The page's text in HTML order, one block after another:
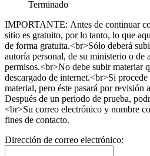
Terminado
IMPORTANTE: Antes de continuar
sitio es gratuito, por lo tanto, lo que
de forma gratuita.<br>Sólo deberá
autoría personal, de su ministerio o de
permisos.<br>No debe subir materiar
descargado de internet.<br>Si
material, pero éste pasará por revisión
Después de un periodo de prueba,
<br>Su correo electrónico y nombre
fines de contacto.
Dirección de correo electrónico: